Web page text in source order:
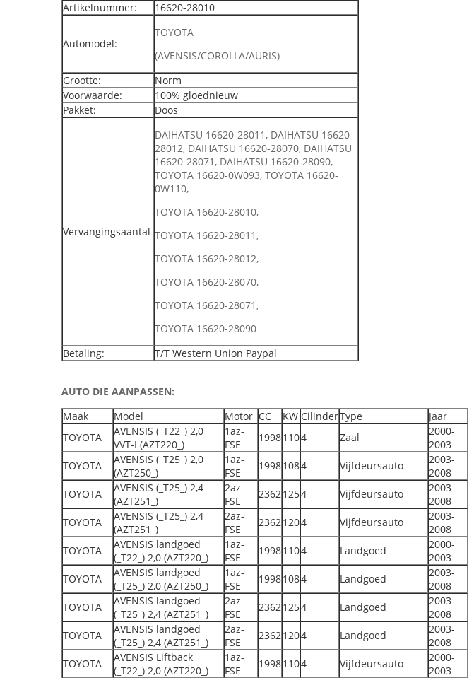
Artikelnummer:
16620-28010
Automodel:
TOYOTA
(AVENSIS/COROLLA/AURIS)
Grootte:
Norm
Voorwaarde:
100% gloednieuw
Pakket:
Doos
Vervangingsaantal
DAIHATSU 16620-28011, DAIHATSU 16620-
28012, DAIHATSU 16620-28070, DAIHATSU
16620-28071, DAIHATSU 16620-28090,
TOYOTA 16620-0W093, TOYOTA 16620-
0W110,
TOYOTA 16620-28010,
TOYOTA 16620-28011,
TOYOTA 16620-28012,
TOYOTA 16620-28070,
TOYOTA 16620-28071,
TOYOTA 16620-28090
Betaling:
T/T Western Union Paypal
AUTO DIE AANPASSEN:
Maak
Model Motor CC KW CilinderType
Jaar
TOYOTA
AVENSIS (_T22_) 2,0
VVT-I (AZT220_)
1az-
FSE
19981104 Zaal
2000-
2003
TOYOTA
AVENSIS (_T25_) 2,0
(AZT250_)
1az-
FSE
19981084 Vijfdeursauto
2003-
2008
TOYOTA
AVENSIS (_T25_) 2,4
(AZT251_)
2az-
FSE
23621254 Vijfdeursauto
2003-
2008
TOYOTA
AVENSIS (_T25_) 2,4
(AZT251_)
2az-
FSE
23621204 Vijfdeursauto
2003-
2008
TOYOTA
AVENSIS landgoed
(_T22_) 2,0 (AZT220_)
1az-
FSE
19981104 Landgoed
2000-
2003
TOYOTA
AVENSIS landgoed
(_T25_) 2,0 (AZT250_)
1az-
FSE
19981084 Landgoed
2003-
2008
TOYOTA
AVENSIS landgoed
(_T25_) 2,4 (AZT251_)
2az-
FSE
23621254 Landgoed
2003-
2008
TOYOTA
AVENSIS landgoed
(_T25_) 2,4 (AZT251_)
2az-
FSE
23621204 Landgoed
2003-
2008
TOYOTA
AVENSIS Liftback
(_T22_) 2,0 (AZT220_)
1az-
FSE
19981104 Vijfdeursauto
2000-
2003